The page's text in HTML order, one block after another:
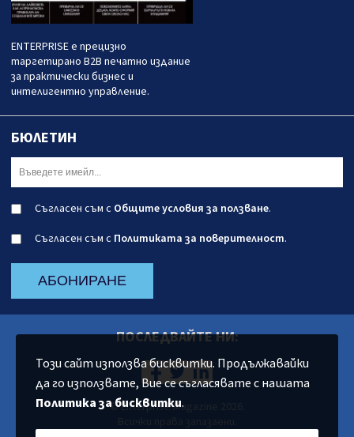
ENTERPRISE е прецизно
таргетирано B2B печатно издание
за практически бизнес и
интелигентно управление.
БЮЛЕТИН
Съгласен съм с Общите условия за ползване.
Съгласен съм с Политиката за поверителност.
АБОНИРАНЕ
ПОСЛЕДВАЙТЕ НИ:
© Enterprise Magazine 2026.
Този сайт използва бисквитки. Продължавайки
да го използвате, Вие се съгласявате с нашата
Политика за бисквитки.